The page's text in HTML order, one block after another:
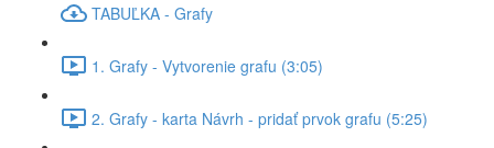
TABUĽKA - Grafy
1. Grafy - Vytvorenie grafu (3:05)
2. Grafy - karta Návrh - pridať prvok grafu (5:25)